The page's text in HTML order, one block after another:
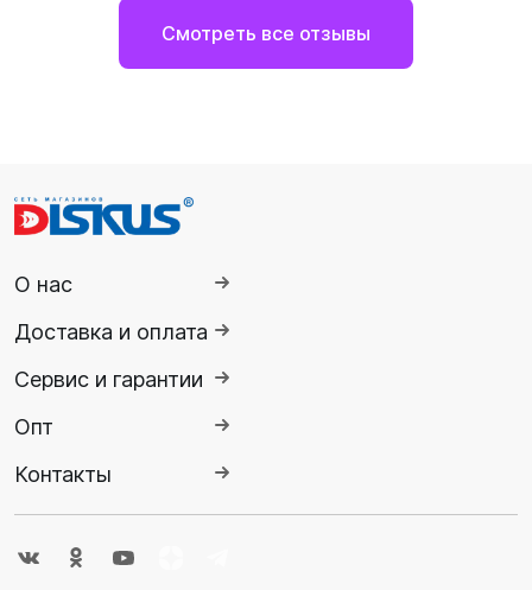
Смотреть все отзывы
О нас
Доставка и оплата
Сервис и гарантии
Опт
Контакты